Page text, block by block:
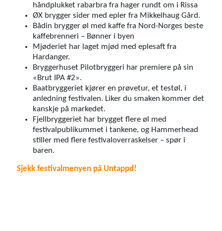
håndplukket rabarbra fra hager rundt om i Rissa
ØX brygger sider med epler fra Mikkelhaug Gård.
Bådin brygger øl med kaffe fra Nord-Norges beste
kaffebrenneri – Bønner i byen
Mjøderiet har laget mjød med eplesaft fra
Hardanger.
Bryggerhuset Pilotbryggeri har premiere på sin
«Brut IPA #2».
Baatbryggeriet kjører en prøvetur, et testøl, i
anledning festivalen. Liker du smaken kommer det
kanskje på markedet.
Fjellbryggeriet har brygget flere øl med
festivalpublikummet i tankene, og Hammerhead
stiller med flere festivaloverraskelser – spør i
baren.
Sjekk festivalmenyen på Untappd!